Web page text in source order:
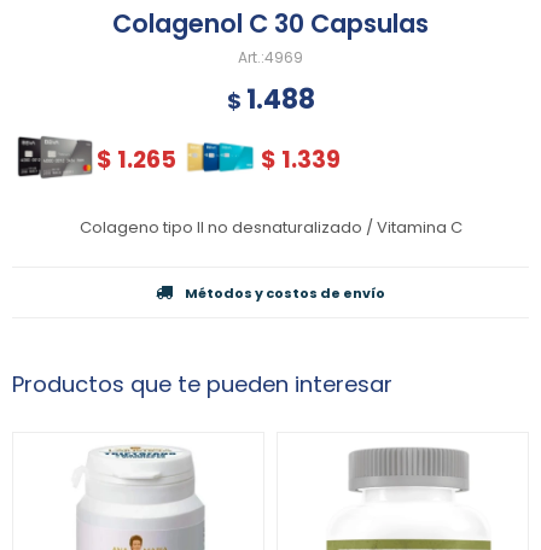
Colagenol C 30 Capsulas
4969
$ 1.488
$ 1.265 $ 1.339
Colageno tipo II no desnaturalizado / Vitamina C
Métodos y costos de envío
Productos que te pueden interesar